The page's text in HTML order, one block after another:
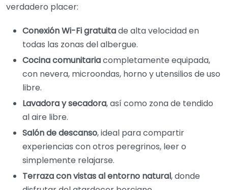
verdadero placer:
Conexión Wi-Fi gratuitade alta velocidad en
todas las zonas del albergue.
Cocina comunitariacompletamente equipada,
con nevera, microondas, horno y utensilios de uso
libre.
Lavadora y secadora, así como zona de tendido
al aire libre.
Salón de descanso, ideal para compartir
experiencias con otros peregrinos, leer o
simplemente relajarse.
Terraza con vistas al entorno natural, donde